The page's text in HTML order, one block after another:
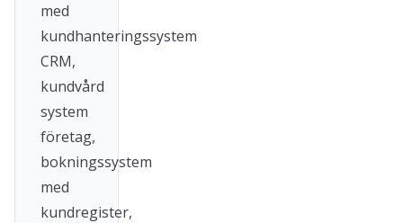
med
kundhanteringssystem
CRM,
kundvård
system
företag,
bokningssystem
med
kundregister,